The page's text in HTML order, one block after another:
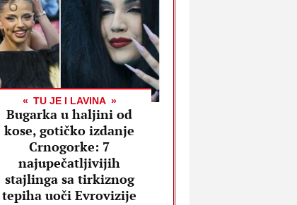
TU JE I LAVINA
Bugarka u haljini od
kose, gotičko izdanje
Crnogorke: 7
najupečatljivijih
stajlinga sa tirkiznog
tepiha uoči Evrovizije